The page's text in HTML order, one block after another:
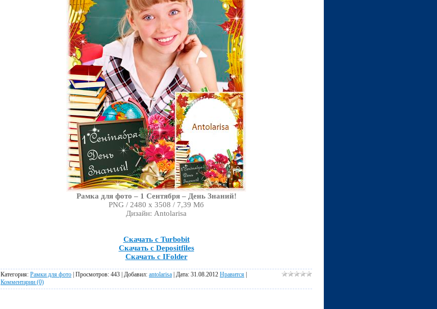
Рамка для фото – 1 Сентября – День Знаний!
PNG / 2480 x 3508 / 7,39 Мб
Дизайн: Antolarisa
Скачать с Turbobit
Скачать с Depositfiles
Скачать с IFolder
Категория: Рамки для фото | Просмотров: 443 | Добавил: antolarisa | Дата: 31.08.2012 Нравится |
Комментарии (0)